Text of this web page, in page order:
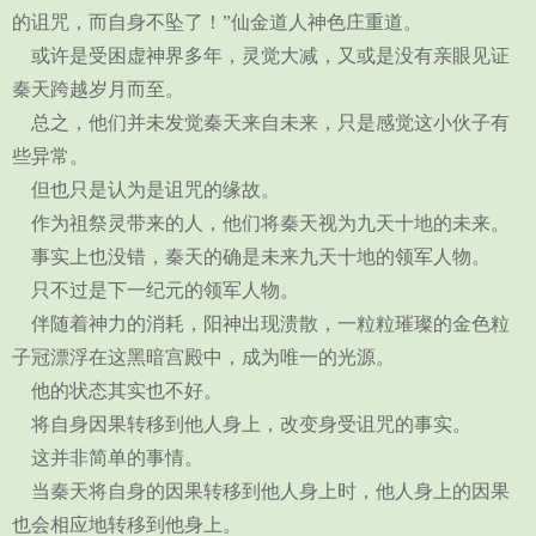
的诅咒，而自身不坠了！”仙金道人神色庄重道。
或许是受困虚神界多年，灵觉大减，又或是没有亲眼见证
秦天跨越岁月而至。
总之，他们并未发觉秦天来自未来，只是感觉这小伙子有
些异常。
但也只是认为是诅咒的缘故。
作为祖祭灵带来的人，他们将秦天视为九天十地的未来。
事实上也没错，秦天的确是未来九天十地的领军人物。
只不过是下一纪元的领军人物。
伴随着神力的消耗，阳神出现溃散，一粒粒璀璨的金色粒
子冠漂浮在这黑暗宫殿中，成为唯一的光源。
他的状态其实也不好。
将自身因果转移到他人身上，改变身受诅咒的事实。
这并非简单的事情。
当秦天将自身的因果转移到他人身上时，他人身上的因果
也会相应地转移到他身上。